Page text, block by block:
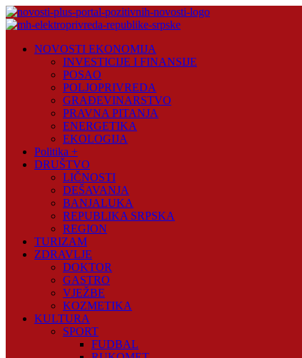
Skip
to
Plus
NOVOSTI EKONOMIJA
INVESTICIJE I FINANSIJE
POSAO
POLJOPRIVREDA
GRAĐEVINARSTVO
PRAVNA PITANJA
ENERGETIKA
EKOLOGIJA
Politika +
DRUŠTVO
LIČNOSTI
DEŠAVANJA
BANJALUKA
REPUBLIKA SRPSKA
REGION
TURIZAM
ZDRAVLJE
DOKTOR
GASTRO
VJEŽBE
KOZMETIKA
KULTURA
SPORT
FUDBAL